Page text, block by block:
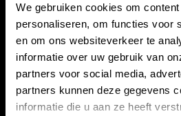
We gebruiken cookies om
personaliseren, om functies voor
en om ons websiteverkeer te
informatie over uw gebruik van
partners voor social media,
partners kunnen deze gegevens
informatie die u aan ze heeft
Bespanracket.nl is dé
omstreken.
8224 AA
Nederland